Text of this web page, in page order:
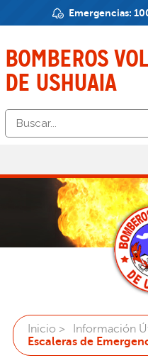
Emergencias:
BOMBEROS
DE USHUAIA
Inicio >
Información
Escaleras de